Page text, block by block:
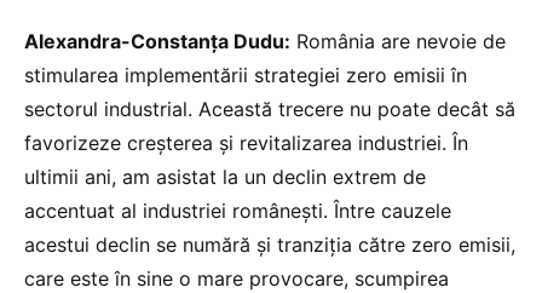
Alexandra-Constanța Dudu: România are nevoie de
stimularea implementării strategiei zero emisii în
sectorul industrial. Această trecere nu poate decât să
favorizeze creșterea și revitalizarea industriei. În
ultimii ani, am asistat la un declin extrem de
accentuat al industriei românești. Între cauzele
acestui declin se numără și tranziția către zero emisii,
care este în sine o mare provocare, scumpirea